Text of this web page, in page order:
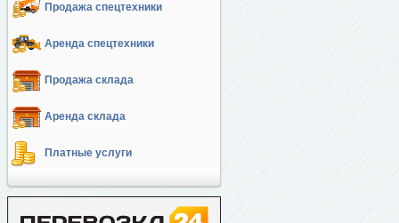
Продажа спецтехники
Аренда спецтехники
Продажа склада
Аренда склада
Платные услуги